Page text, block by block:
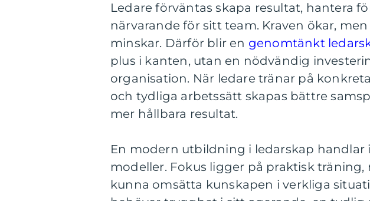
Ledare förväntas skapa resultat, hantera
närvarande för sitt team. Kraven ökar,
minskar. Därför blir en genomtänkt
plus i kanten, utan en nödvändig
organisation. När ledare tränar på
och tydliga arbetssätt skapas bättre
mer hållbara resultat.
En modern utbildning i ledarskap handlar
modeller. Fokus ligger på praktisk
kunna omsätta kunskapen i verkliga